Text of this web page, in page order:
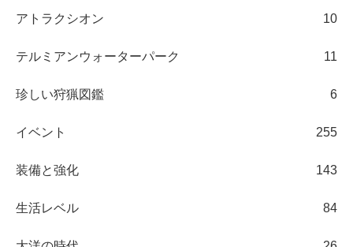
アトラクシオン 10
テルミアンウォーターパーク 11
珍しい狩猟図鑑 6
イベント 255
装備と強化 143
生活レベル 84